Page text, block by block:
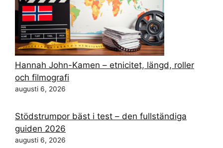
Hannah John-Kamen – etnicitet, längd, roller
och filmografi
augusti 6, 2026
Stödstrumpor bäst i test – den fullständiga
guiden 2026
augusti 6, 2026